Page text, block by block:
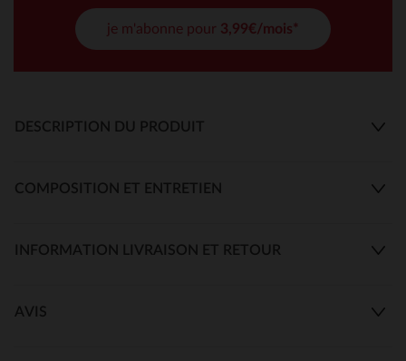
je m'abonne pour 3,99€/mois*
DESCRIPTION DU PRODUIT
COMPOSITION ET ENTRETIEN
INFORMATION LIVRAISON ET RETOUR
AVIS